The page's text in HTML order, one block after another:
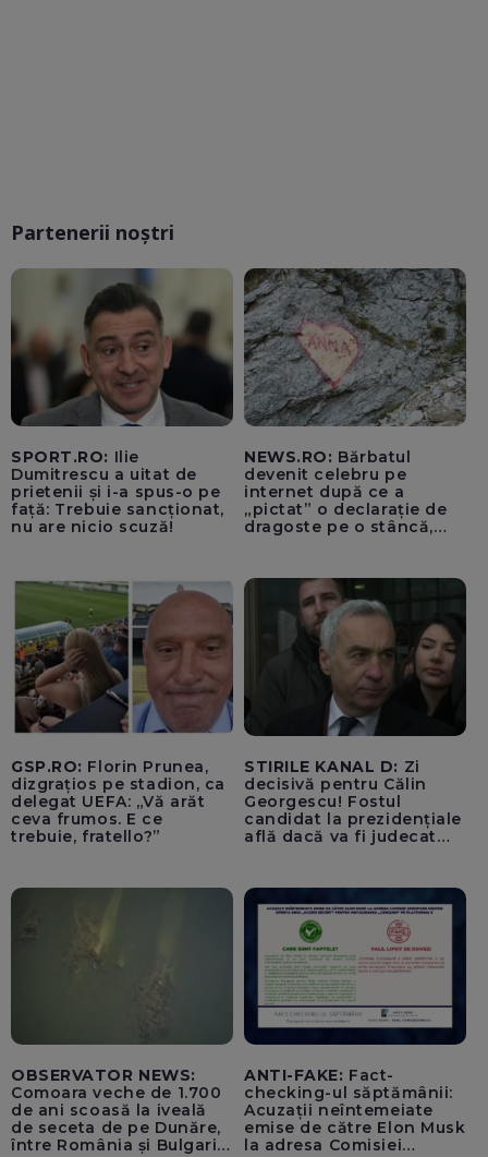
Partenerii noștri
SPORT.RO: Ilie
Dumitrescu a uitat de
prietenii și i-a spus-o pe
față: Trebuie sancționat,
nu are nicio scuză!
NEWS.RO: Bărbatul
devenit celebru pe
internet după ce a
„pictat” o declarație de
dragoste pe o stâncă,
acasă!”, a fost
identificat/ El are 55 de
ani și este din București
GSP.RO: Florin Prunea,
dizgrațios pe stadion, ca
delegat UEFA: „Vă arăt
ceva frumos. E ce
trebuie, fratello?”
STIRILE KANAL D: Zi
decisivă pentru Călin
Georgescu! Fostul
candidat la prezidențiale
află dacă va fi judecat
OBSERVATOR NEWS:
Comoara veche de 1.700
de ani scoasă la iveală
de seceta de pe Dunăre,
între România și Bulgaria.
ANTI-FAKE: Fact-
checking-ul săptămânii:
Acuzații neîntemeiate
emise de către Elon Musk
la adresa Comisiei